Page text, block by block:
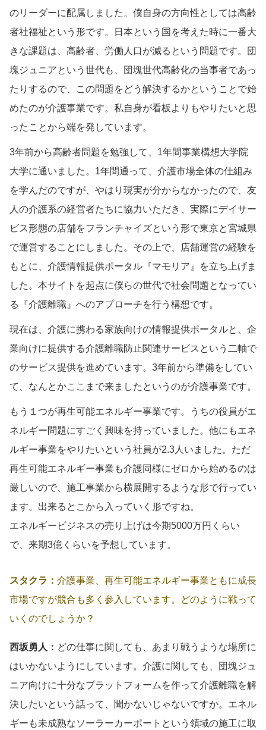
のリーダーに配属しました。僕自身の方向性としては高齢
者社福祉という形です。日本という国を考えた時に一番大
きな課題は、高齢者、労働人口が減るという問題です。団
塊ジュニアという世代も、団塊世代高齢化の当事者であっ
たりするので、この問題をどう解決するかということで始
めたのが介護事業です。私自身が看板よりもやりたいと思
ったことから端を発しています。
3年前から高齢者問題を勉強して、1年間事業構想大学院
大学に通いました。1年間通って、介護市場全体の仕組み
を学んだのですが、やはり現実が分からなかったので、友
人の介護系の経営者たちに協力いただき、実際にデイサー
ビス形態の店舗をフランチャイズという形で東京と宮城県
で運営することにしました。その上で、店舗運営の経験を
もとに、介護情報提供ポータル『マモリア』を立ち上げま
した。本サイトを起点に僕らの世代で社会問題となってい
る『介護離職』へのアプローチを行う構想です。
現在は、介護に携わる家族向けの情報提供ポータルと、企
業向けに提供する介護離職防止関連サービスという二軸で
のサービス提供を進めています。3年前から準備をしてい
て、なんとかここまで来ましたというのが介護事業です。
もう１つが再生可能エネルギー事業です。うちの役員がエ
ネルギー問題にすごく興味を持っていました。他にもエネ
ルギー事業をやりたいという社員が2.3人いました。ただ
再生可能エネルギー事業も介護同様にゼロから始めるのは
厳しいので、施工事業から横展開するような形で行ってい
ます。出来るとこから入っていく形ですね。
エネルギービジネスの売り上げは今期5000万円くらい
で、来期3億くらいを予想しています。
スタクラ： 介護事業、再生可能エネルギー事業ともに成長
市場ですが競合も多く参入しています。どのように戦って
いくのでしょうか？
西坂勇人： どの仕事に関しても、あまり戦うような場所に
はいかないようにしています。介護に関しても、団塊ジュ
ニア向けに十分なプラットフォームを作って介護離職を解
決したいという話って、聞かないじゃないですか。エネル
ギーも未成熟なソーラーカーポートという領域の施工に取